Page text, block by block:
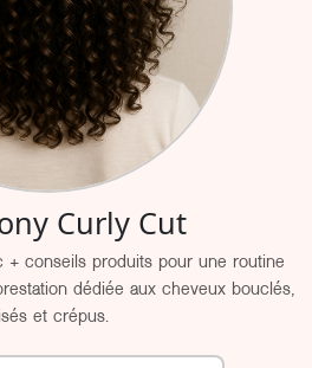
Curly Cut
+ conseils produits pour une routine
dédiée aux cheveux bouclés,
et crépus.